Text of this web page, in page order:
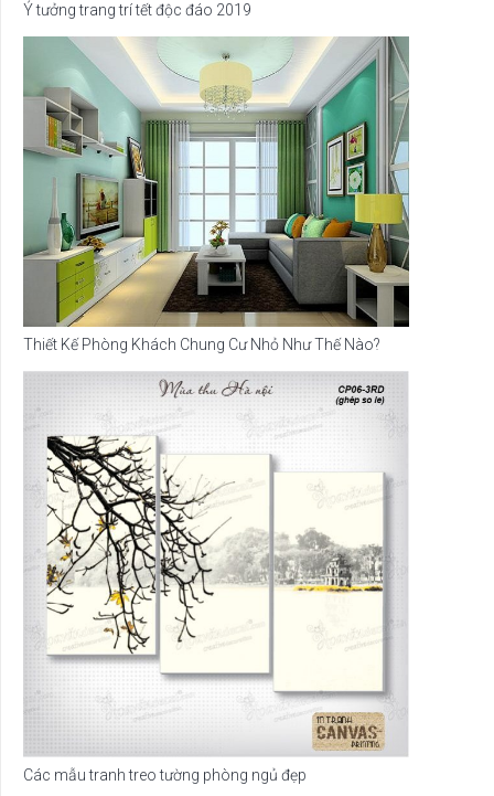
Ý tưởng trang trí tết độc đáo 2019
Thiết Kế Phòng Khách Chung Cư Nhỏ Như Thế Nào?
Các mẫu tranh treo tường phòng ngủ đẹp